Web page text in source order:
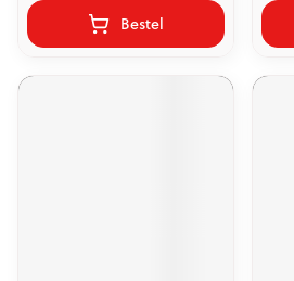
Bestel